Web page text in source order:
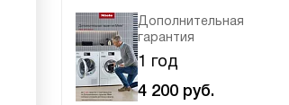
Дополнительная
гарантия
1 год
4 200 руб.